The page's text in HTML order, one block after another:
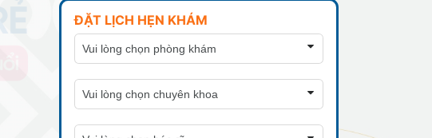
ĐẶT LỊCH HẸN KHÁM